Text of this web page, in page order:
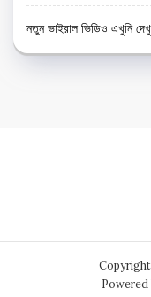
নতুন ভাইরাল ভিডিও এখুনি
Powered